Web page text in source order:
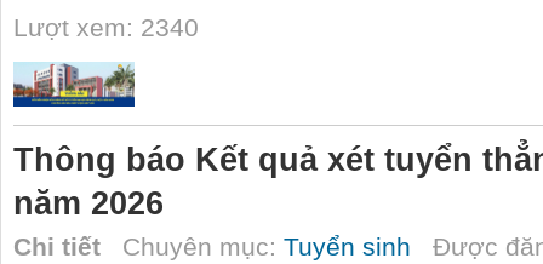
Lượt xem: 2340
Thông báo Kết quả xét tuyển
năm 2026
Chi tiết Chuyên mục: Tuyển sinh Được